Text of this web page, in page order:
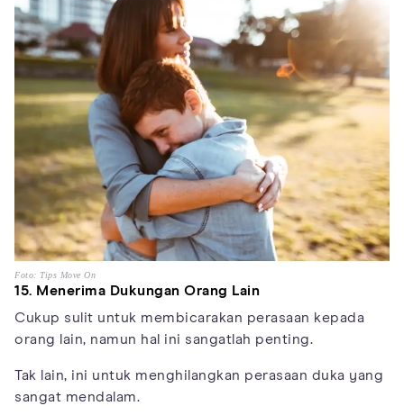
Foto: Tips Move On
15. Menerima Dukungan Orang Lain
Cukup sulit untuk membicarakan perasaan kepada
orang lain, namun hal ini sangatlah penting.
Tak lain, ini untuk menghilangkan perasaan duka yang
sangat mendalam.